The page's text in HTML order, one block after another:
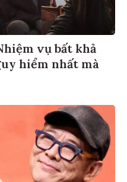
vụ bất khả
hiểm nhất mà